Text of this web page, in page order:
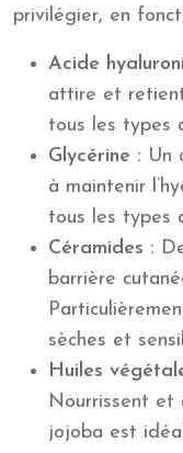
privilégier, en
Acide
attire et retient
tous les types
Glycérine : Un
à maintenir
tous les types
Céramides :
barrière
sèches et
Huiles
Nourrissent et
jojoba est